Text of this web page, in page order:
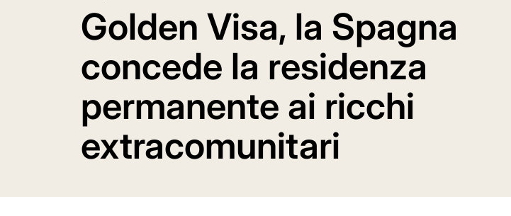
Golden Visa, la Spagna
concede la residenza
permanente ai ricchi
extracomunitari